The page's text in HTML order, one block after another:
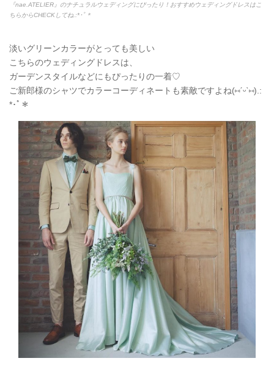
『nae.ATELIER』のナチュラルウェディングにぴったり！おすすめウェディングドレスはこ
ちらからCHECKしてね.:*･ﾟ＊
淡いグリーンカラーがとっても美しい
こちらのウェディングドレスは、
ガーデンスタイルなどにもぴったりの一着♡
ご新郎様のシャツでカラーコーディネートも素敵ですよね(⑅ˊᵕˋ⑅).:
*･ﾟ＊